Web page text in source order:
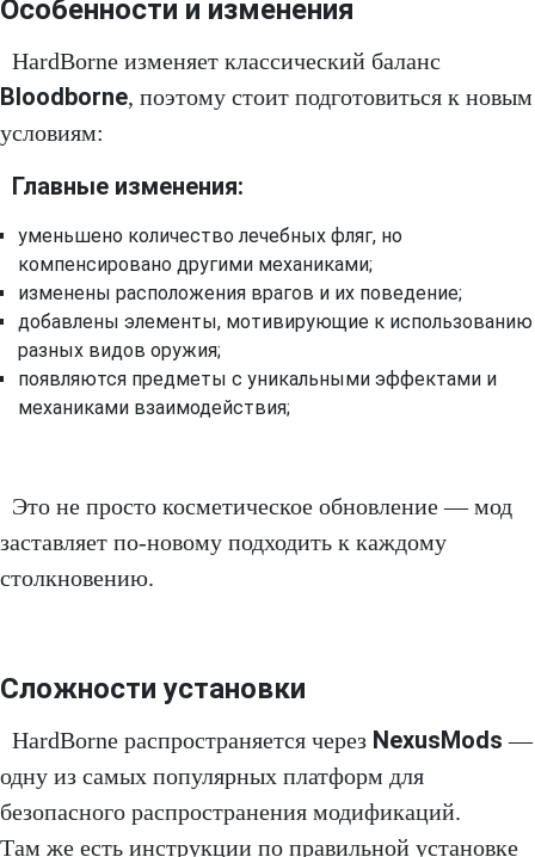
Особенности и изменения
HardBorne изменяет классический баланс
Bloodborne, поэтому стоит подготовиться к новым
условиям:
Главные изменения:
уменьшено количество лечебных фляг, но
компенсировано другими механиками;
изменены расположения врагов и их поведение;
добавлены элементы, мотивирующие к использованию
разных видов оружия;
появляются предметы с уникальными эффектами и
механиками взаимодействия;
Это не просто косметическое обновление — мод
заставляет по‑новому подходить к каждому
столкновению.
Сложности установки
HardBorne распространяется через NexusMods —
одну из самых популярных платформ для
безопасного распространения модификаций.
Там же есть инструкции по правильной установке